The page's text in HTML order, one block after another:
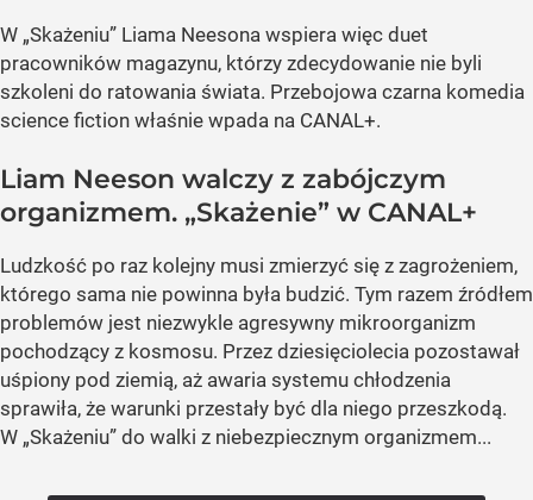
W „Skażeniu” Liama Neesona wspiera więc duet
pracowników magazynu, którzy zdecydowanie nie byli
szkoleni do ratowania świata. Przebojowa czarna komedia
science fiction właśnie wpada na CANAL+.
Liam Neeson walczy z zabójczym
organizmem. „Skażenie” w CANAL+
Ludzkość po raz kolejny musi zmierzyć się z zagrożeniem,
którego sama nie powinna była budzić. Tym razem źródłem
problemów jest niezwykle agresywny mikroorganizm
pochodzący z kosmosu. Przez dziesięciolecia pozostawał
uśpiony pod ziemią, aż awaria systemu chłodzenia
sprawiła, że warunki przestały być dla niego przeszkodą.
W „Skażeniu” do walki z niebezpiecznym organizmem...